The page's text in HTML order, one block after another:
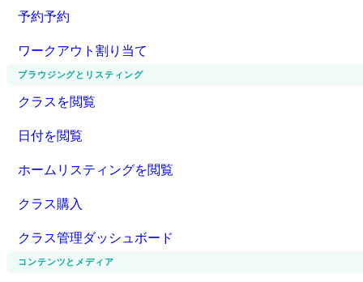
予約予約
ワークアウト割り当て
ブラウジングとリスティング
クラスを閲覧
日付を閲覧
ホームリスティングを閲覧
クラス購入
クラス管理ダッシュボード
コンテンツとメディア